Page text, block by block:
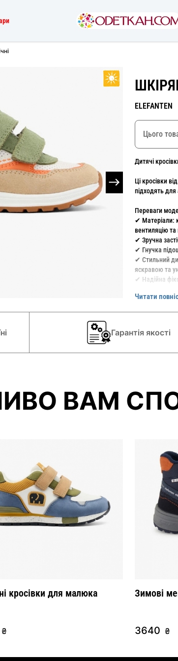
ELEFANTEN
Цього
Дитячі
Ці кросівки
підходять
Переваги
✔ Матеріали:
вентиляцію
✔ Зручна
✔ Гнучка
✔ Стильний
яскравою та
✔ Надійна
✔ Повнота: М -
Читати
Гарантія якості
ВАМ
кросівки для малюка
₴
Зимові
3640 ₴